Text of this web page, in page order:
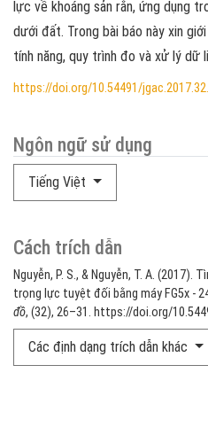
Ngôn ngữ sử dụng
Tiếng Việt
Cách trích dẫn
Nguyễn, P. S., & Nguyễn, T. A. (2017).
trọng lực tuyệt đối bằng máy FG5x -
đồ, (32), 26–31. https://doi.org/
Các định dạng trích dẫn khác
lực về khoáng sản rắn, ứng dụng
dưới đất. Trong bài báo này xin
tính năng, quy trình đo và xử lý
https://doi.org/10.54491/